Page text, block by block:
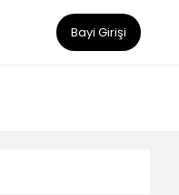
Bayi Girişi